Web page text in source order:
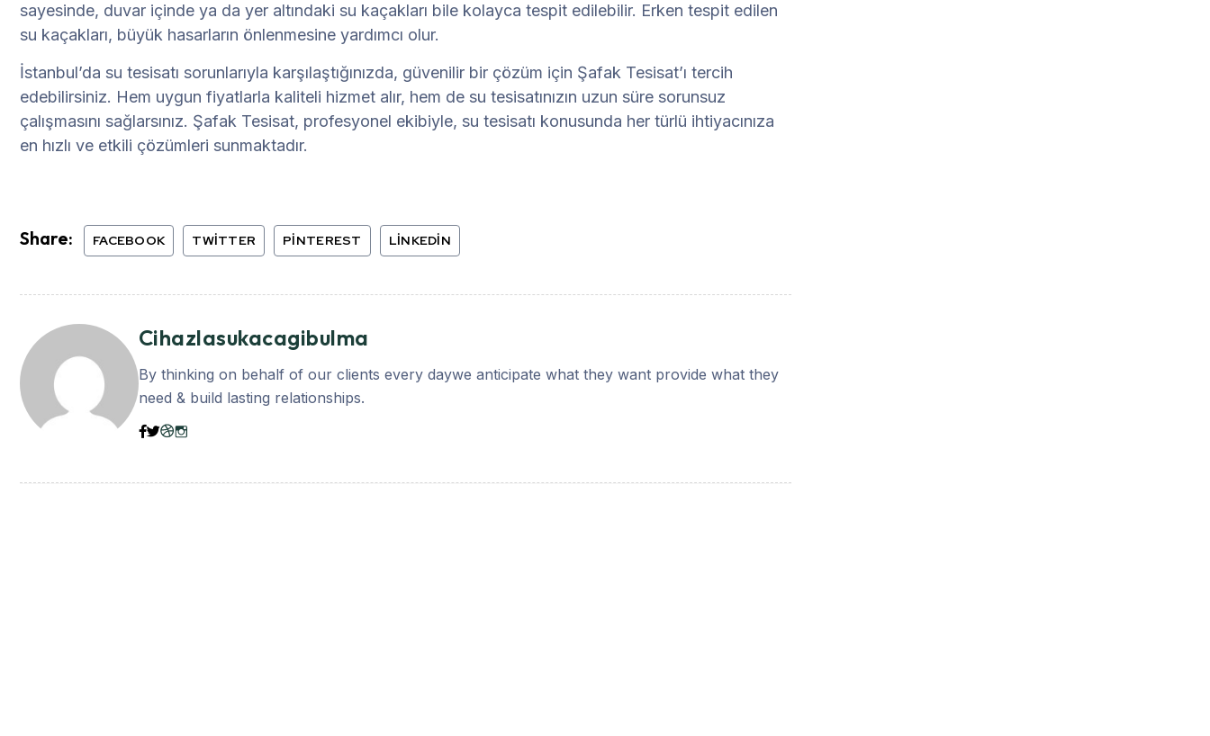
sayesinde, duvar içinde ya da yer altındaki su kaçakları bile kolayca tespit edilebilir. Erken tespit edilen
su kaçakları, büyük hasarların önlenmesine yardımcı olur.
İstanbul’da su tesisatı sorunlarıyla karşılaştığınızda, güvenilir bir çözüm için Şafak Tesisat’ı tercih
edebilirsiniz. Hem uygun fiyatlarla kaliteli hizmet alır, hem de su tesisatınızın uzun süre sorunsuz
çalışmasını sağlarsınız. Şafak Tesisat, profesyonel ekibiyle, su tesisatı konusunda her türlü ihtiyacınıza
en hızlı ve etkili çözümleri sunmaktadır.
Share: FACEBOOK TWITTER PINTEREST LINKEDIN
Cihazlasukacagibulma
By thinking on behalf of our clients every daywe anticipate what they want provide what they
need & build lasting relationships.